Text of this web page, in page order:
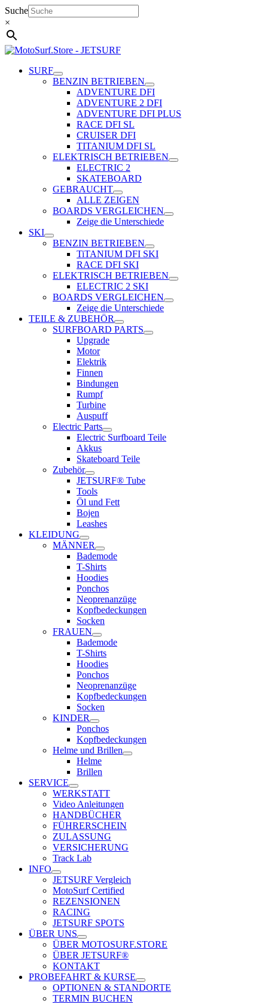
Zum
Inhalt
springen
Suche
×
SURF
BENZIN BETRIEBEN
ADVENTURE DFI
ADVENTURE 2 DFI
ADVENTURE DFI PLUS
RACE DFI SL
CRUISER DFI
TITANIUM DFI SL
ELEKTRISCH BETRIEBEN
ELECTRIC 2
SKATEBOARD
GEBRAUCHT
ALLE ZEIGEN
BOARDS VERGLEICHEN
Zeige die Unterschiede
SKI
BENZIN BETRIEBEN
TiTANIUM DFI SKI
RACE DFI SKI
ELEKTRISCH BETRIEBEN
ELECTRIC 2 SKI
BOARDS VERGLEICHEN
Zeige die Unterschiede
TEILE & ZUBEHÖR
SURFBOARD PARTS
Upgrade
Motor
Elektrik
Finnen
Bindungen
Rumpf
Turbine
Auspuff
Electric Parts
Electric Surfboard Teile
Akkus
Skateboard Teile
Zubehör
JETSURF® Tube
Tools
Öl und Fett
Bojen
Leashes
KLEIDUNG
MÄNNER
Bademode
T-Shirts
Hoodies
Ponchos
Neoprenanzüge
Kopfbedeckungen
Socken
FRAUEN
Bademode
T-Shirts
Hoodies
Ponchos
Neoprenanzüge
Kopfbedeckungen
Socken
KINDER
Ponchos
Kopfbedeckungen
Helme und Brillen
Helme
Brillen
SERVICE
WERKSTATT
Video Anleitungen
HANDBÜCHER
FÜHRERSCHEIN
ZULASSUNG
VERSICHERUNG
Track Lab
INFO
JETSURF Vergleich
MotoSurf Certified
REZENSIONEN
RACING
JETSURF SPOTS
ÜBER UNS
ÜBER MOTOSURF.STORE
ÜBER JETSURF®
KONTAKT
PROBEFAHRT & KURSE
OPTIONEN & STANDORTE
TERMIN BUCHEN